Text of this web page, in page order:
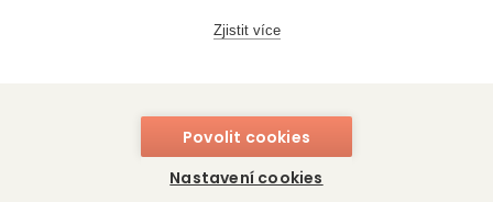
Zjistit více
Povolit cookies
Nastavení cookies
Čínská astrologie: Váš
osobní průvodce